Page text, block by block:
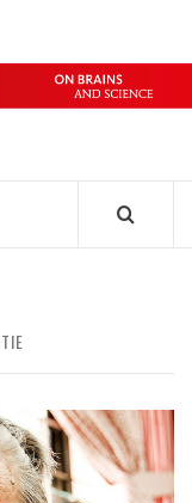
// ON BRAINS AND